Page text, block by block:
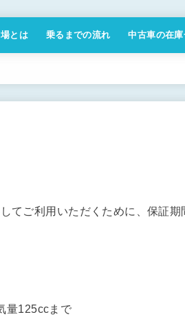
とは
引法に基づく表記
乗るまでの流れ 中古車の在
てご利用いただくために、保証期
量125ccまで